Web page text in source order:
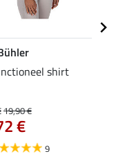
shirt
19,90 €
€
9